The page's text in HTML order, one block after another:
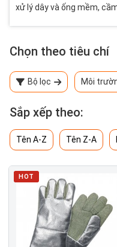
xử lý dây và ống mềm,
Chọn theo tiêu chí
Bộ lọc Môi
Sắp xếp theo:
Tên A-Z Tên Z-A
HOT